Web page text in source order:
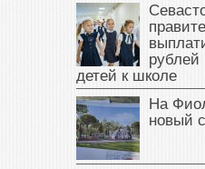
рублей
детей к школе
На
новый